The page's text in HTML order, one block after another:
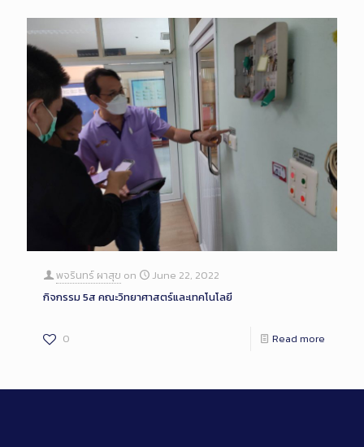
พจรินทร์ ผาสุข on
June 22, 2022
กิจกรรม 5ส คณะวิทยาศาสตร์และเทคโนโลยี
0 Read more